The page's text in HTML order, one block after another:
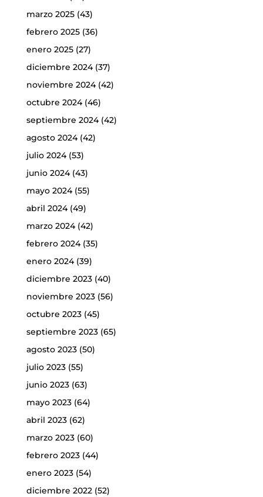
marzo 2025(43)
febrero 2025(36)
enero 2025(27)
diciembre 2024(37)
noviembre 2024(42)
octubre 2024(46)
septiembre 2024(42)
agosto 2024(42)
julio 2024(53)
junio 2024(43)
mayo 2024(55)
abril 2024(49)
marzo 2024(42)
febrero 2024(35)
enero 2024(39)
diciembre 2023(40)
noviembre 2023(56)
octubre 2023(45)
septiembre 2023(65)
agosto 2023(50)
julio 2023(55)
junio 2023(63)
mayo 2023(64)
abril 2023(62)
marzo 2023(60)
febrero 2023(44)
enero 2023(54)
diciembre 2022(52)